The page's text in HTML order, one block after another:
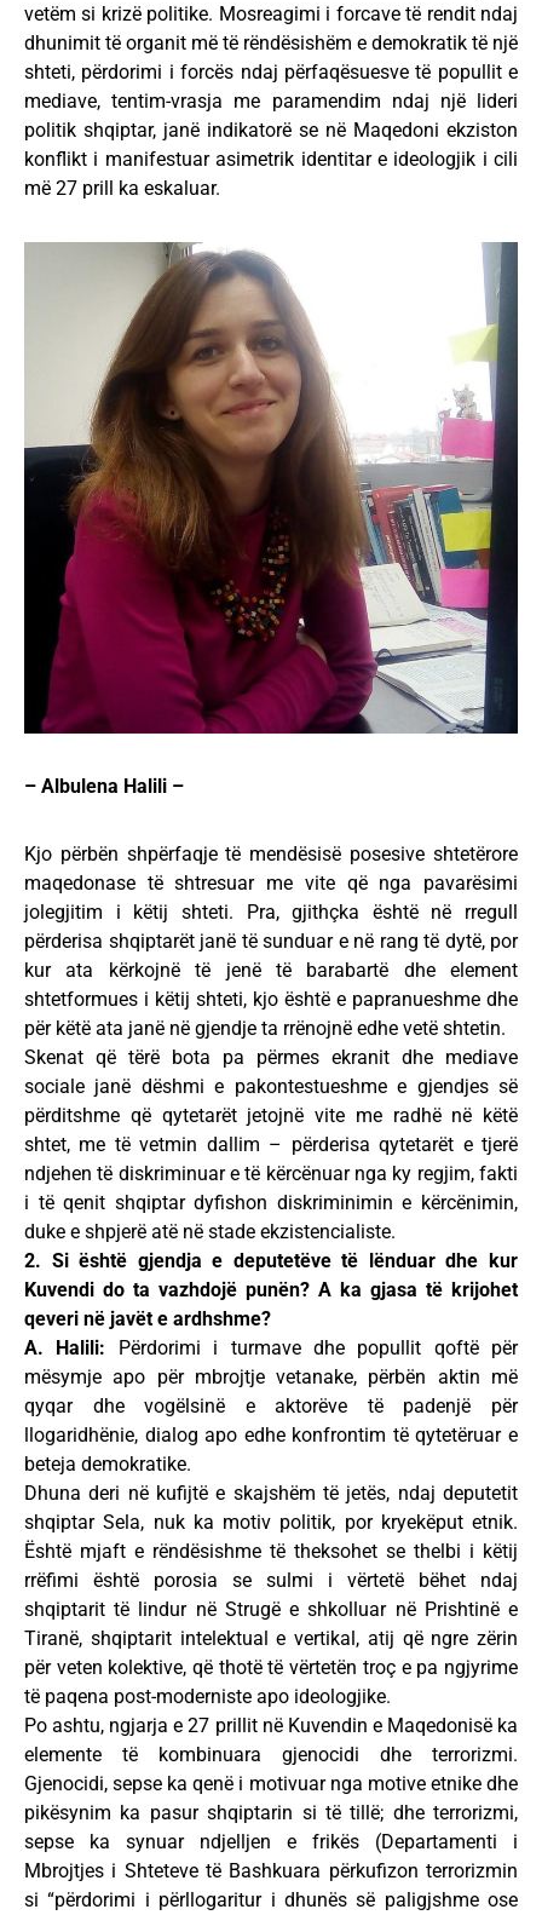
vetëm si krizë politike. Mosreagimi i forcave të rendit ndaj
dhunimit të organit më të rëndësishëm e demokratik të një
shteti, përdorimi i forcës ndaj përfaqësuesve të popullit e
mediave, tentim-vrasja me paramendim ndaj një lideri
politik shqiptar, janë indikatorë se në Maqedoni ekziston
konflikt i manifestuar asimetrik identitar e ideologjik i cili
më 27 prill ka eskaluar.
– Albulena Halili –
Kjo përbën shpërfaqje të mendësisë posesive shtetërore
maqedonase të shtresuar me vite që nga pavarësimi
jolegjitim i këtij shteti. Pra, gjithçka është në rregull
përderisa shqiptarët janë të sunduar e në rang të dytë, por
kur ata kërkojnë të jenë të barabartë dhe element
shtetformues i këtij shteti, kjo është e papranueshme dhe
për këtë ata janë në gjendje ta rrënojnë edhe vetë shtetin.
Skenat që tërë bota pa përmes ekranit dhe mediave
sociale janë dëshmi e pakontestueshme e gjendjes së
përditshme që qytetarët jetojnë vite me radhë në këtë
shtet, me të vetmin dallim – përderisa qytetarët e tjerë
ndjehen të diskriminuar e të kërcënuar nga ky regjim, fakti
i të qenit shqiptar dyfishon diskriminimin e kërcënimin,
duke e shpjerë atë në stade ekzistencialiste.
2. Si është gjendja e deputetëve të lënduar dhe kur
Kuvendi do ta vazhdojë punën? A ka gjasa të krijohet
qeveri në javët e ardhshme?
A. Halili: Përdorimi i turmave dhe popullit qoftë për
mësymje apo për mbrojtje vetanake, përbën aktin më
qyqar dhe vogëlsinë e aktorëve të padenjë për
llogaridhënie, dialog apo edhe konfrontim të qytetëruar e
beteja demokratike.
Dhuna deri në kufijtë e skajshëm të jetës, ndaj deputetit
shqiptar Sela, nuk ka motiv politik, por kryekëput etnik.
Është mjaft e rëndësishme të theksohet se thelbi i këtij
rrëfimi është porosia se sulmi i vërtetë bëhet ndaj
shqiptarit të lindur në Strugë e shkolluar në Prishtinë e
Tiranë, shqiptarit intelektual e vertikal, atij që ngre zërin
për veten kolektive, që thotë të vërtetën troç e pa ngjyrime
të paqena post-moderniste apo ideologjike.
Po ashtu, ngjarja e 27 prillit në Kuvendin e Maqedonisë ka
elemente të kombinuara gjenocidi dhe terrorizmi.
Gjenocidi, sepse ka qenë i motivuar nga motive etnike dhe
pikësynim ka pasur shqiptarin si të tillë; dhe terrorizmi,
sepse ka synuar ndjelljen e frikës (Departamenti i
Mbrojtjes i Shteteve të Bashkuara përkufizon terrorizmin
si “përdorimi i përllogaritur i dhunës së paligjshme ose